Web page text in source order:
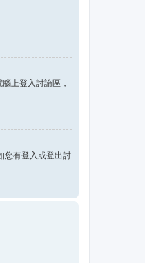
上登入討論區，
您有登入或登出討